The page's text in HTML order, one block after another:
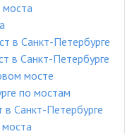
моста
в Санкт-Петербурге
в Санкт-Петербурге
мосте
по мостам
в Санкт-Петербурге
моста